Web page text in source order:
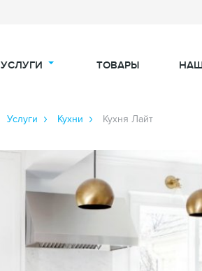
УСЛУГИ ТОВАРЫ
Услуги Кухни Кухня Лайт